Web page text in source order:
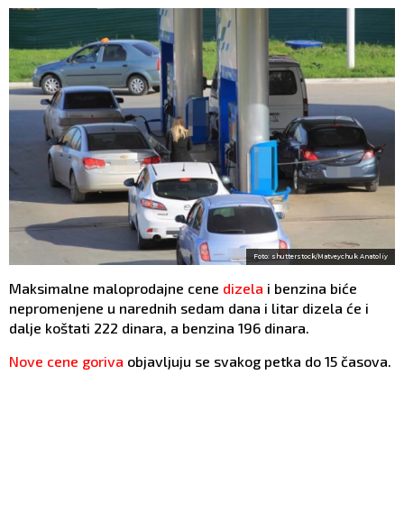
Foto: shutterstock/Matveychuk Anatoliy
Maksimalne maloprodajne cene dizela i benzina biće
nepromenjene u narednih sedam dana i litar dizela će i
dalje koštati 222 dinara, a benzina 196 dinara.
Nove cene goriva objavljuju se svakog petka do 15 časova.